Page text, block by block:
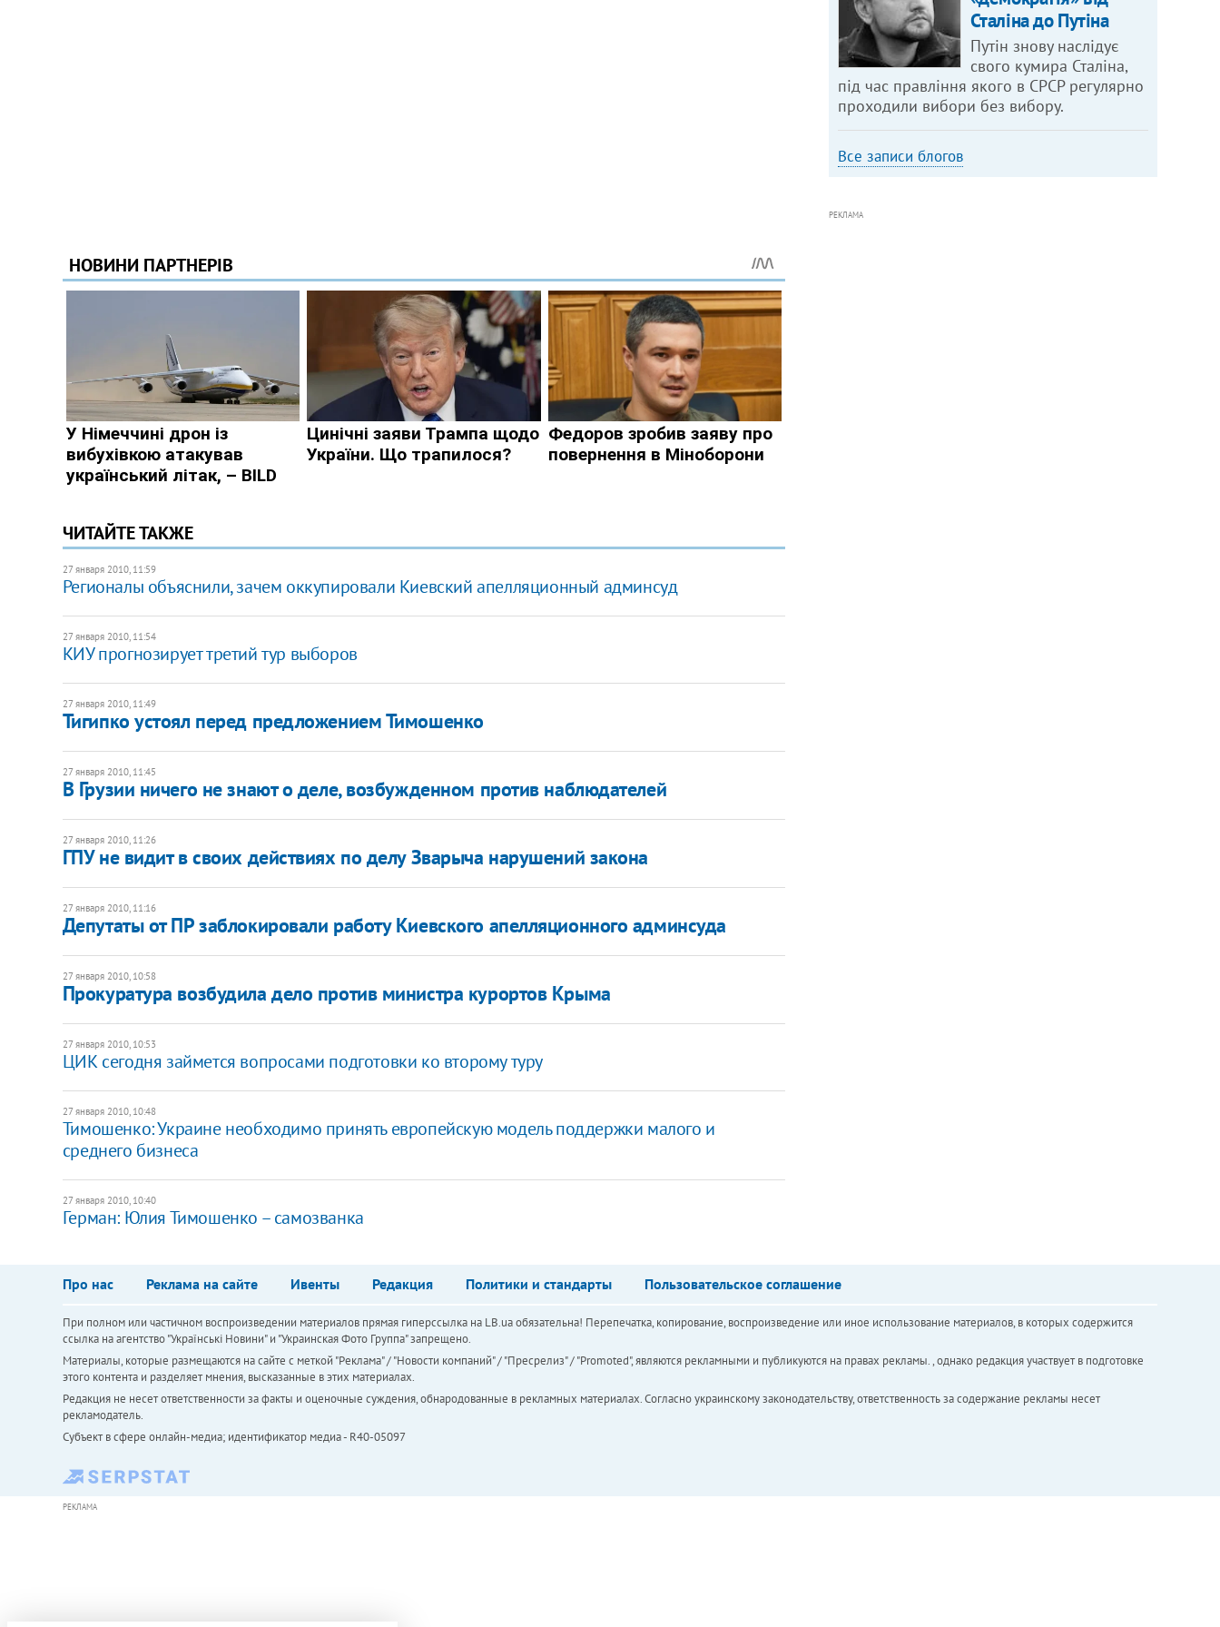
ЧИТАЙТЕ ТАКЖЕ
27 января 2010, 11:59
Регионалы объяснили, зачем оккупировали Киевский апелляционный админсуд
27 января 2010, 11:54
КИУ прогнозирует третий тур выборов
27 января 2010, 11:49
Тигипко устоял перед предложением Тимошенко
27 января 2010, 11:45
В Грузии ничего не знают о деле, возбужденном против наблюдателей
27 января 2010, 11:26
ГПУ не видит в своих действиях по делу Зварыча нарушений закона
27 января 2010, 11:16
Депутаты от ПР заблокировали работу Киевского апелляционного админсуда
27 января 2010, 10:58
Прокуратура возбудила дело против министра курортов Крыма
27 января 2010, 10:53
ЦИК сегодня займется вопросами подготовки ко второму туру
27 января 2010, 10:48
Тимошенко: Украине необходимо принять европейскую модель поддержки малого и
среднего бизнеса
27 января 2010, 10:40
Герман: Юлия Тимошенко – самозванка
Сталіна до Путіна
Путін знову наслідує
свого кумира Сталіна,
під час правління якого в СРСР регулярно
проходили вибори без вибору.
Все записи блогов
РЕКЛАМА
Про нас Реклама на сайте Ивенты Редакция Политики и стандарты Пользовательское соглашение
При полном или частичном воспроизведении материалов прямая гиперссылка на LB.ua обязательна! Перепечатка, копирование, воспроизведение или иное использование материалов, в которых содержится
ссылка на агентство "Українськi Новини" и "Украинская Фото Группа" запрещено.
Материалы, которые размещаются на сайте с меткой "Реклама" / "Новости компаний" / "Пресрелиз" / "Promoted", являются рекламными и публикуются на правах рекламы. , однако редакция участвует в подготовке
этого контента и разделяет мнения, высказанные в этих материалах.
Редакция не несет ответственности за факты и оценочные суждения, обнародованные в рекламных материалах. Согласно украинскому законодательству, ответственность за содержание рекламы несет
рекламодатель.
Субъект в сфере онлайн-медиа; идентификатор медиа - R40-05097
РЕКЛАМА